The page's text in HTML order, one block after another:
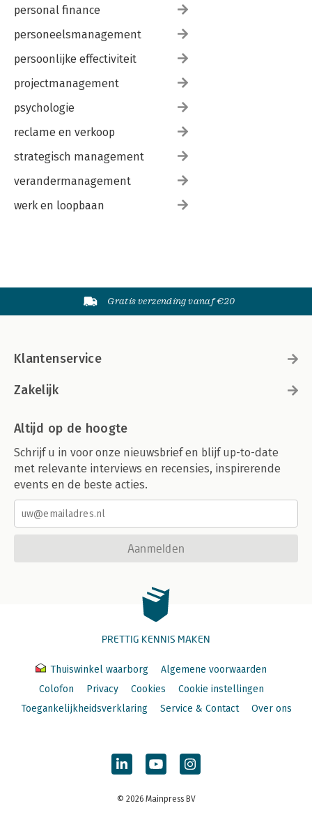
personal finance
personeelsmanagement
persoonlijke effectiviteit
projectmanagement
psychologie
reclame en verkoop
strategisch management
verandermanagement
werk en loopbaan
Gratis verzending vanaf €20
Klantenservice
Zakelijk
Altijd op de hoogte
Schrijf u in voor onze nieuwsbrief en blijf up-to-date
met relevante interviews en recensies, inspirerende
events en de beste acties.
Aanmelden
PRETTIG KENNIS MAKEN
Thuiswinkel waarborg
Algemene voorwaarden
Colofon
Privacy Cookies
Cookie instellingen
Toegankelijkheidsverklaring
Service & Contact Over ons
© 2026 Mainpress BV